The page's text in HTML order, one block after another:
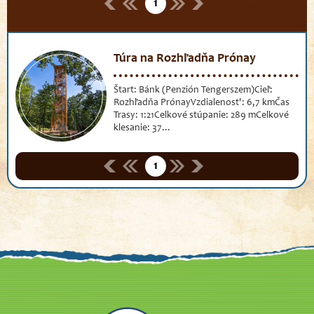
1
Túra na Rozhľadňa Prónay
Štart: Bánk (Penzión Tengerszem)Cieľ:
Rozhľadňa PrónayVzdialenost': 6,7 kmČas
Trasy: 1:21Celkové stúpanie: 289 mCelkové
klesanie: 37...
1